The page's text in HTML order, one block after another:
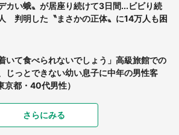
カい蛾〟が居座り続けて3日間...ビビり続
判明した〝まさかの正体〟に14万人も困
いて食べられないでしょう」高級旅館での
じっとできない幼い息子に中年の男性客
京都・40代男性）
いのにホラー」「事件性を感じる」 ふわふ
さらにみる